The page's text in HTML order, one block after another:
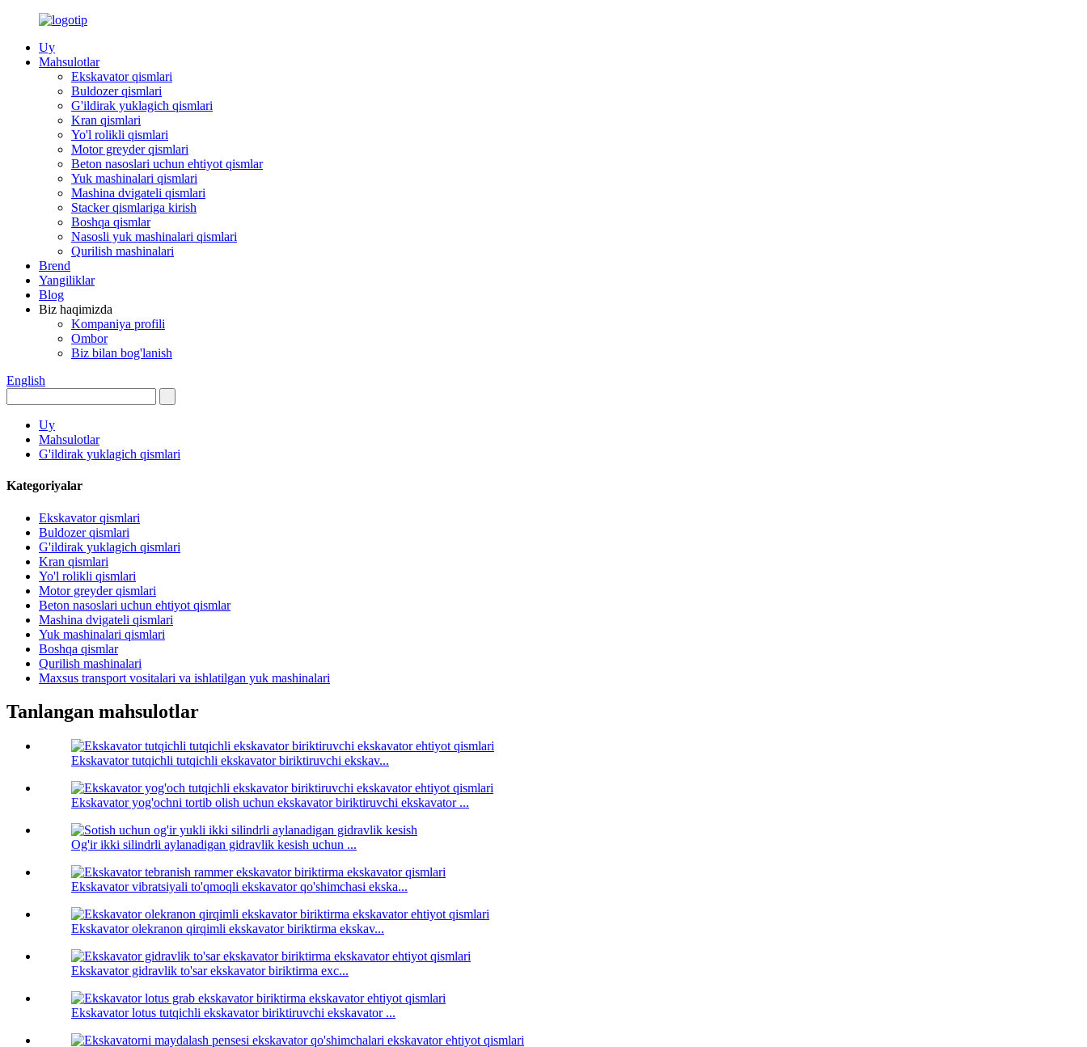
Uy
Mahsulotlar
Ekskavator qismlari
Buldozer qismlari
G'ildirak yuklagich qismlari
Kran qismlari
Yo'l rolikli qismlari
Motor greyder qismlari
Beton nasoslari uchun ehtiyot qismlar
Yuk mashinalari qismlari
Mashina dvigateli qismlari
Stacker qismlariga kirish
Boshqa qismlar
Nasosli yuk mashinalari qismlari
Qurilish mashinalari
Brend
Yangiliklar
Blog
Biz haqimizda
Kompaniya profili
Ombor
Biz bilan bog'lanish
English
Uy
Mahsulotlar
G'ildirak yuklagich qismlari
Kategoriyalar
Ekskavator qismlari
Buldozer qismlari
G'ildirak yuklagich qismlari
Kran qismlari
Yo'l rolikli qismlari
Motor greyder qismlari
Beton nasoslari uchun ehtiyot qismlar
Mashina dvigateli qismlari
Yuk mashinalari qismlari
Boshqa qismlar
Qurilish mashinalari
Maxsus transport vositalari va ishlatilgan yuk mashinalari
Tanlangan mahsulotlar
Ekskavator tutqichli tutqichli ekskavator biriktiruvchi ekskav...
Ekskavator yog'ochni tortib olish uchun ekskavator biriktiruvchi ekskavator ...
Og'ir ikki silindrli aylanadigan gidravlik kesish uchun ...
Ekskavator vibratsiyali to'qmoqli ekskavator qo'shimchasi ekska...
Ekskavator olekranon qirqimli ekskavator biriktirma ekskav...
Ekskavator gidravlik to'sar ekskavator biriktirma exc...
Ekskavator lotus tutqichli ekskavator biriktiruvchi ekskavator ...